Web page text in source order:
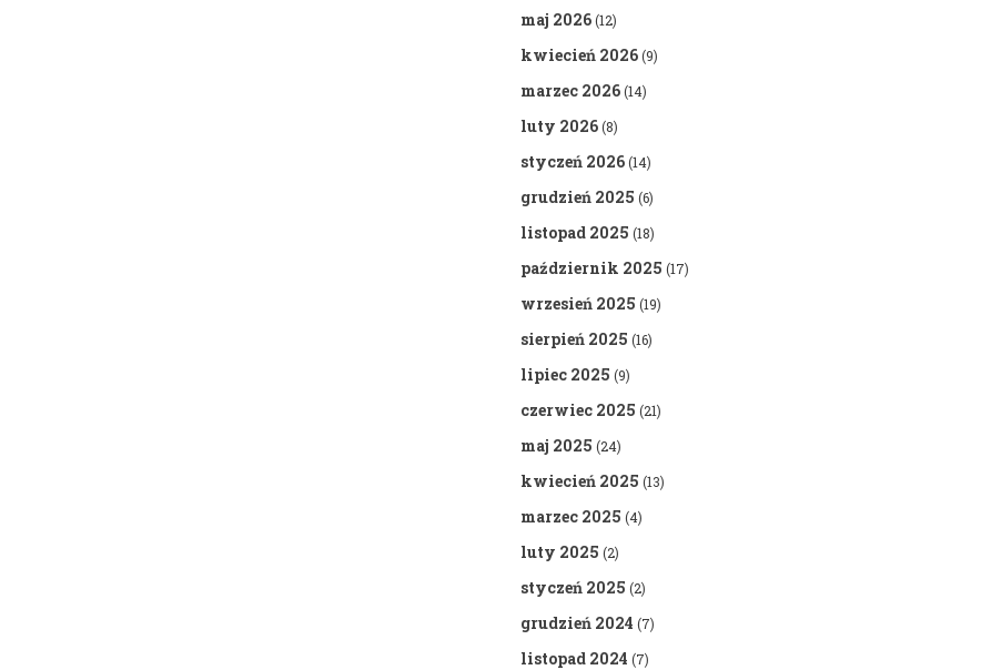
maj 2026(12)
kwiecień 2026(9)
marzec 2026(14)
luty 2026(8)
styczeń 2026(14)
grudzień 2025 (6)
listopad 2025 (18)
październik 2025 (17)
wrzesień 2025 (19)
sierpień 2025 (16)
lipiec 2025 (9)
czerwiec 2025 (21)
maj 2025 (24)
kwiecień 2025 (13)
marzec 2025 (4)
luty 2025 (2)
styczeń 2025 (2)
grudzień 2024 (7)
listopad 2024 (7)